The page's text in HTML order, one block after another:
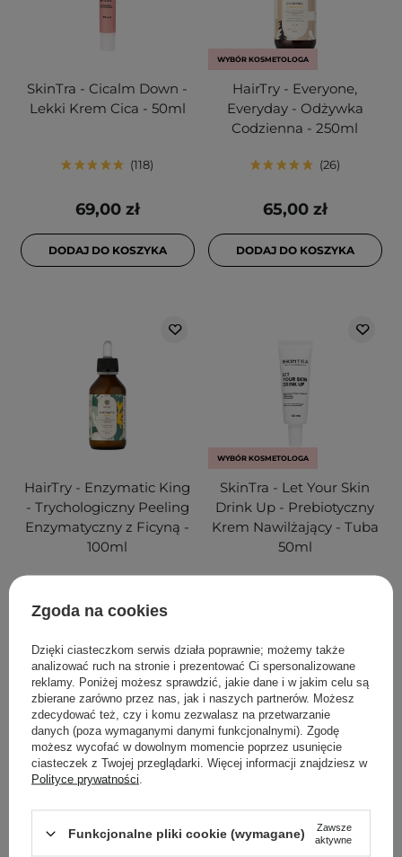
SkinTra - Cicalm Down -
Lekki Krem Cica - 50ml
118
69,00 zł
DODAJ DO KOSZYKA
WYBÓR KOSMETOLOGA
HairTry - Everyone,
Everyday - Odżywka
Codzienna - 250ml
26
65,00 zł
DODAJ DO KOSZYKA
HairTry - Enzymatic King
- Trychologiczny Peeling
Enzymatyczny z Ficyną -
100ml
DODAJ DO KOSZYKA
WYBÓR KOSMETOLOGA
SkinTra - Let Your Skin
Drink Up - Prebiotyczny
Krem Nawilżający - Tuba
50ml
DODAJ DO KOSZYKA
Zgoda na cookies
Dzięki ciasteczkom serwis działa poprawnie; możemy także
analizować ruch na stronie i prezentować Ci spersonalizowane
reklamy. Poniżej możesz sprawdzić, jakie dane i w jakim celu są
zbierane zarówno przez nas, jak i naszych partnerów. Możesz
zdecydować też, czy i komu zezwalasz na przetwarzanie
danych (poza wymaganymi danymi funkcjonalnymi). Zgodę
możesz wycofać w dowolnym momencie poprzez usunięcie
ciasteczek z Twojej przeglądarki. Więcej informacji znajdziesz w
Polityce prywatności
Funkcjonalne pliki cookie (wymagane)
Zawsze
aktywne